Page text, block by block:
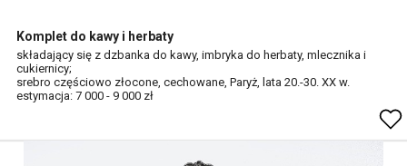
Komplet do kawy i herbaty
składający się z dzbanka do kawy, imbryka do herbaty, mlecznika i
cukiernicy;
srebro częściowo złocone, cechowane, Paryż, lata 20.-30. XX w.
estymacja: 7 000 - 9 000 zł